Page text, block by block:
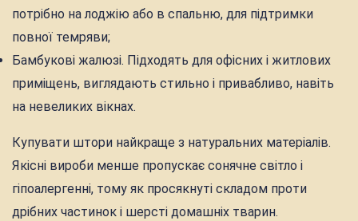
потрібно на лоджію або в спальню, для підтримки
повної темряви;
Бамбукові жалюзі. Підходять для офісних і житлових
приміщень, виглядають стильно і привабливо, навіть
на невеликих вікнах.
Купувати штори найкраще з натуральних матеріалів.
Якісні вироби менше пропускає сонячне світло і
гіпоалергенні, тому як просякнуті складом проти
дрібних частинок і шерсті домашніх тварин.